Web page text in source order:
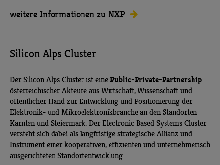
weitere Informationen zu NXP
Silicon Alps Cluster
Der Silicon Alps Cluster ist eine Public-Private-Partnership
österreichischer Akteure aus Wirtschaft, Wissenschaft und
öffentlicher Hand zur Entwicklung und Positionierung der
Elektronik- und Mikroelektronikbranche an den Standorten
Kärnten und Steiermark. Der Electronic Based Systems Cluster
versteht sich dabei als langfristige strategische Allianz und
Instrument einer kooperativen, effizienten und unternehmerisch
ausgerichteten Standortentwicklung.